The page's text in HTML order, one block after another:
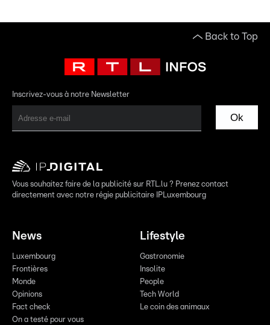
Back to Top
Inscrivez-vous à notre Newsletter
Ok
Vous souhaitez faire de la publicité sur RTL.lu ? Prenez contact
directement avec notre régie publicitaire IPLuxembourg
News
Luxembourg
Frontières
Monde
Opinions
Fact check
On a testé pour vous
Lifestyle
Gastronomie
Insolite
People
Tech World
Le coin des animaux